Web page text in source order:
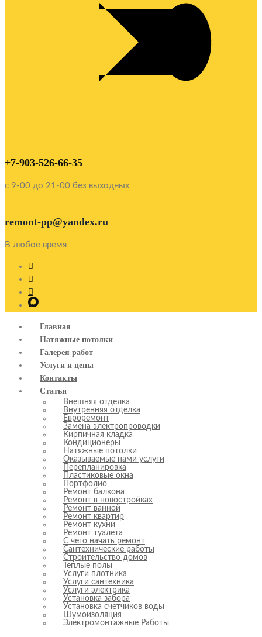
+7-903-526-66-35
c 9-00 до 21-00 без выходных
remont-pp@yandex.ru
В любое время
Главная
Натяжные потолки
Галерея работ
Услуги и цены
Контакты
Статьи
Внешняя отделка
Внутренняя отделка
Евроремонт
Замена электропроводки
Кирпичная кладка
Кондиционеры
Натяжные потолки
Оказываемые нами услуги
Перепланировка
Пластиковые окна
Портфолио
Ремонт балкона
Ремонт в новостройках
Ремонт ванной
Ремонт квартир
Ремонт кухни
Ремонт туалета
С чего начать ремонт
Сантехнические работы
Строительство домов
Теплые полы
Услуги плотника
Услуги сантехника
Услуги электрика
Установка забора
Установка счетчиков воды
Шумоизоляция
Электромонтажные Работы